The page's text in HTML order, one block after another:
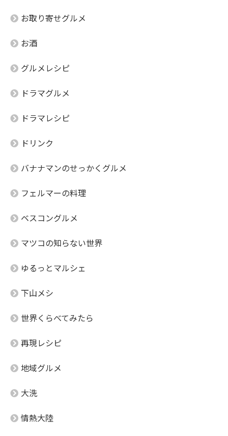
お取り寄せグルメ
お酒
グルメレシピ
ドラマグルメ
ドラマレシピ
ドリンク
バナナマンのせっかくグルメ
フェルマーの料理
ベスコングルメ
マツコの知らない世界
ゆるっとマルシェ
下山メシ
世界くらべてみたら
再現レシピ
地域グルメ
大洗
情熱大陸